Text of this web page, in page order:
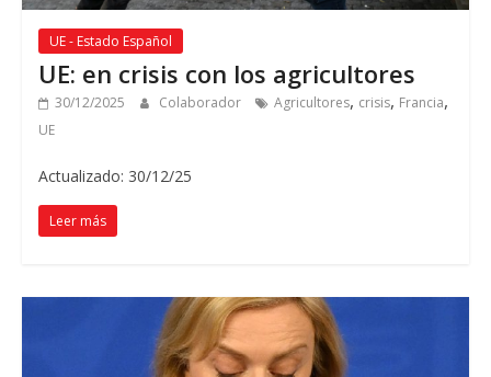
UE - Estado Español
UE: en crisis con los agricultores
30/12/2025 Colaborador Agricultores, crisis, Francia,
UE
Actualizado: 30/12/25
Leer más